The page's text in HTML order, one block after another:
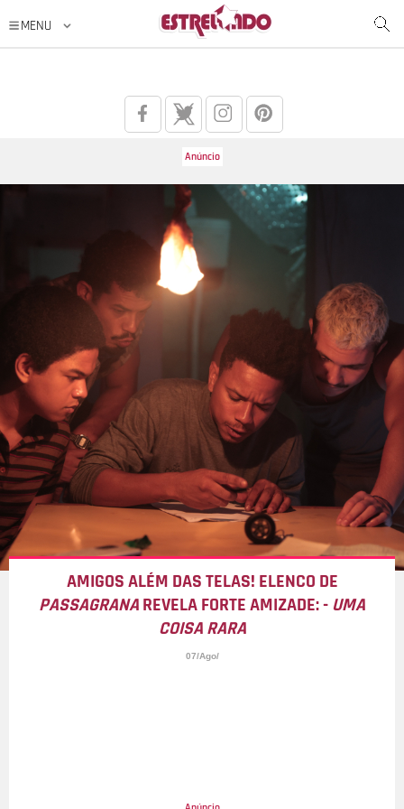
AMIGOS ALÉM DAS TELAS! ELENCO DE
PASSAGRANAREVELA FORTE AMIZADE: - UMA
COISA RARA
07/Ago/